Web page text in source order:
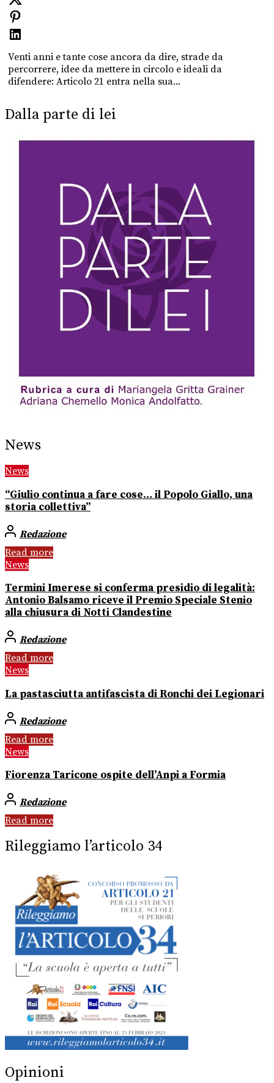
Venti anni e tante cose ancora da dire, strade da
percorrere, idee da mettere in circolo e ideali da
difendere: Articolo 21 entra nella sua...
Dalla parte di lei
News
News
“Giulio continua a fare cose… il Popolo Giallo, una
storia collettiva”
Redazione
Read more
News
Termini Imerese si conferma presidio di legalità:
Antonio Balsamo riceve il Premio Speciale Stenio
alla chiusura di Notti Clandestine
Redazione
Read more
News
La pastasciutta antifascista di Ronchi dei Legionari
Redazione
Read more
News
Fiorenza Taricone ospite dell’Anpi a Formia
Redazione
Read more
Rileggiamo l’articolo 34
Opinioni